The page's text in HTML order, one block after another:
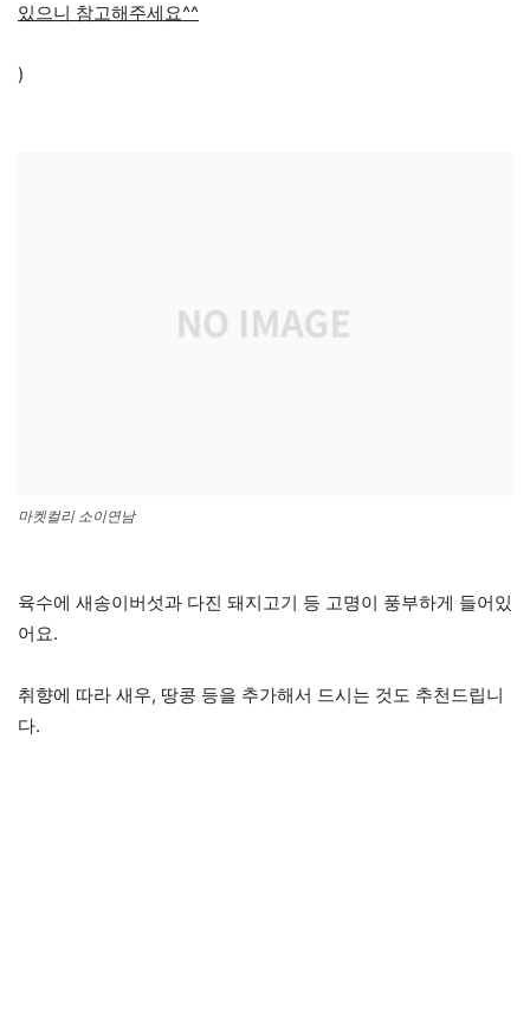
있으니 참고해주세요^^
)
마켓컬리 소이연남
육수에 새송이버섯과 다진 돼지고기 등 고명이 풍부하게 들어있
어요.
취향에 따라 새우, 땅콩 등을 추가해서 드시는 것도 추천드립니
다.